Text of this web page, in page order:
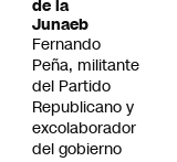
de la
Junaeb
Fernando
Peña, militante
del Partido
Republicano y
excolaborador
del gobierno